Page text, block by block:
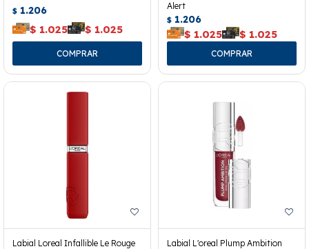
$ 1.206
$ 1.025 $ 1.025
Alert
$ 1.206
$ 1.025 $ 1.025
Labial Loreal Infallible Le Rouge
Labial L'oreal Plump Ambition